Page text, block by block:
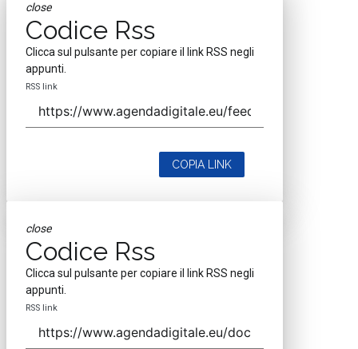
close
Codice Rss
Clicca sul pulsante per copiare il link RSS negli
appunti.
RSS link
COPIA LINK
close
Codice Rss
Clicca sul pulsante per copiare il link RSS negli
appunti.
RSS link